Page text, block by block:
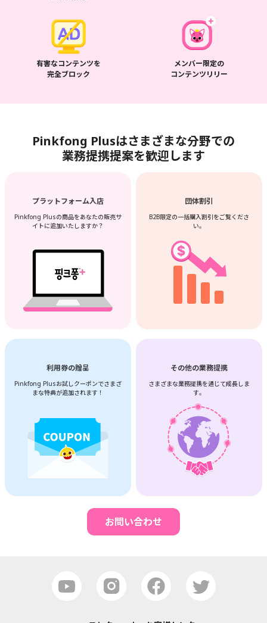
有害なコンテンツを
完全ブロック
メンバー限定の
コンテンツリリー
Pinkfong Plusはさまざまな分野での
業務提携提案を歓迎します
プラットフォーム入店
Pinkfong Plusの商品をあなたの販売サ
イトに追加いたしますか？
団体割引
B2B限定の一括購入割引をご覧くださ
い。
利用券の贈呈
Pinkfong Plusお試しクーポンでさまざ
まな特典が追加されます！
その他の業務提携
さまざまな業務提携を通じて成長しま
す。
お問い合わせ